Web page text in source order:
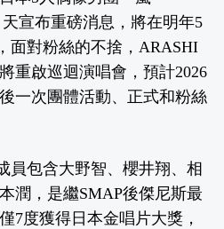
天宣布重磅消息，將在明年5
面對粉絲的不捨，ARASHI
重啟巡迴演唱會，預計2026
一次團體活動、正式和粉絲
員包含大野智、櫻井翔、相
潤，是繼SMAP後傑尼斯最
7度獲得日本金唱片大獎，